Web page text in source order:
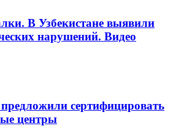
В Узбекистане выявили
нарушений. Видео
сертифицировать
центры